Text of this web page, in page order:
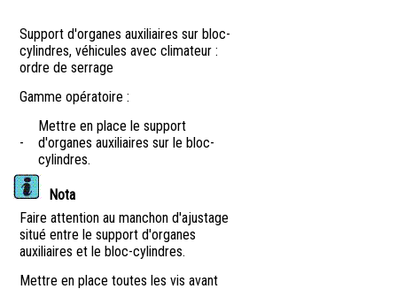
Support d'organes auxiliaires sur bloc-
cylindres, véhicules avec climateur :
ordre de serrage
Gamme opératoire :
-
Mettre en place le support
d'organes auxiliaires sur le bloc-
cylindres.
Nota
Faire attention au manchon d'ajustage
situé entre le support d'organes
auxiliaires et le bloc-cylindres.
Mettre en place toutes les vis avant